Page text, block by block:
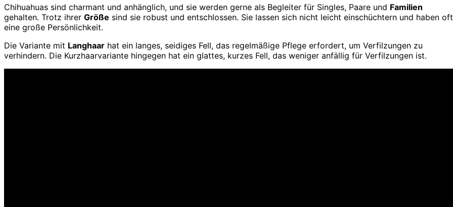
Chihuahuas sind charmant und anhänglich, und sie werden gerne als Begleiter für Singles, Paare und Familien
gehalten. Trotz ihrer Größe sind sie robust und entschlossen. Sie lassen sich nicht leicht einschüchtern und haben oft
eine große Persönlichkeit.
Die Variante mit Langhaar hat ein langes, seidiges Fell, das regelmäßige Pflege erfordert, um Verfilzungen zu
verhindern. Die Kurzhaarvariante hingegen hat ein glattes, kurzes Fell, das weniger anfällig für Verfilzungen ist.